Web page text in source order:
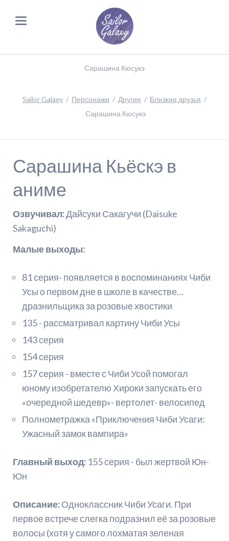
Сарашина Кюсукэ
Sailor Galaxy Персонажи Другие
Близкие друзья
Сарашина Кюсукэ
Сарашина Кьёскэ в
аниме
Озвучивал:Дайсуки Сакагучи (Daisuke
Sakaguchi)
Малые выходы:
81 серия- появляется в воспоминаниях Чиби
Усы о первом дне в школе в качестве…
дразнильщика за розовые хвостики
135 - рассматривал картину Чиби Усы
143 серия
154 серия
157 серия - вместе с Чиби Усой помогал
юному изобретателю Хироки запускать его
«очередной шедевр»- вертолет- велосипед
Полнометражка «Приключения Чиби Усаги:
Ужасный замок вампира»
Главный выход: 155 серия - был жертвой Юн-
Юн
Описание:Одноклассник Чиби Усаги. При
первое встрече слегка подразнил её за розовые
волосы (хотя у самого лохматая зеленая